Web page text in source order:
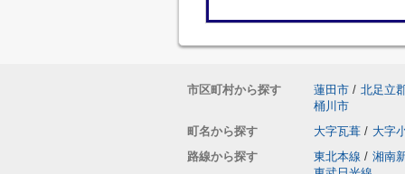
市区町村から探す 蓮田市 / 北足立
桶川市
町名から探す
大字瓦葺 / 大字
路線から探す
東北本線 / 湘南